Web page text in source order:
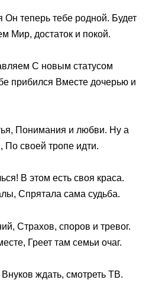
теперь тебе родной. Будет
Мир, достаток и покой.
С новым статусом
прибился Вместе дочерью и
Понимания и любви. Ну а
своей тропе идти.
В этом есть своя краса.
Спрятала сама судьба.
Страхов, споров и тревог.
Греет там семьи очаг.
ждать, смотреть ТВ.